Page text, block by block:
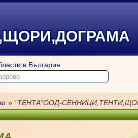
в България
» "ТЕНТА"ООД-